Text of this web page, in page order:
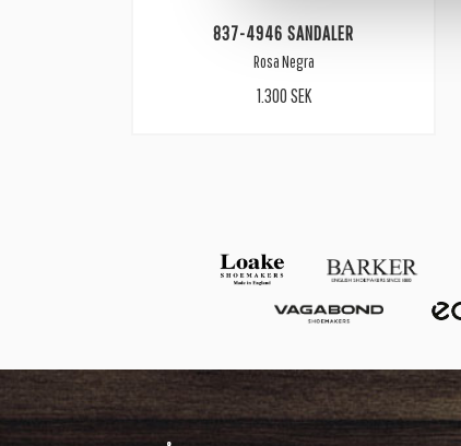
837-4946 SANDALER
Rosa Negra
1.300 SEK